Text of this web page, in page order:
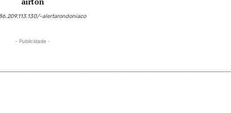
~alertarondoniaco
- Publicidade -